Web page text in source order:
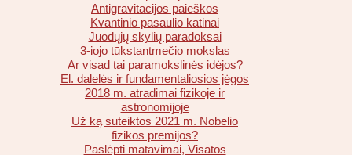
Antigravitacijos paieškos
Kvantinio pasaulio katinai
Juodųjų skylių paradoksai
3-iojo tūkstantmečio mokslas
Ar visad tai paramokslinės idėjos?
El. dalelės ir fundamentaliosios jėgos
2018 m. atradimai fizikoje ir
astronomijoje
Už ką suteiktos 2021 m. Nobelio
fizikos premijos?
Paslėpti matavimai, Visatos